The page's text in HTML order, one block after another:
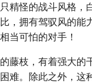
精怪的战斗风格，
，拥有驾驭风的能
当可怕的对手！
藤枝，有着强大的
难。除此之外，这